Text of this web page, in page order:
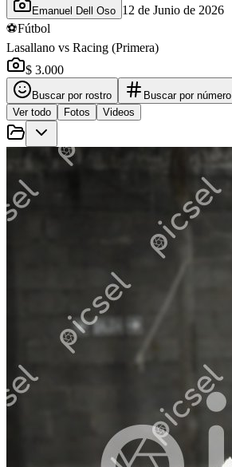
Emanuel Dell Oso 12 de Junio de 2026
⚽Fútbol
Lasallano vs Racing (Primera)
$ 3.000
Buscar por rostro
Buscar por número
Ver todo
Fotos Videos